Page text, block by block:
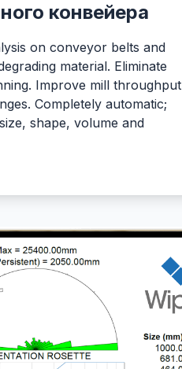
конвейера
on conveyor belts and
material. Eliminate
Improve mill throughput
Completely automatic;
shape, volume and